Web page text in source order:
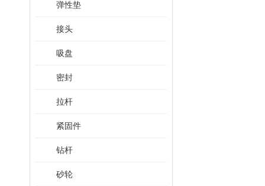
弹性垫
接头
吸盘
密封
拉杆
紧固件
钻杆
砂轮